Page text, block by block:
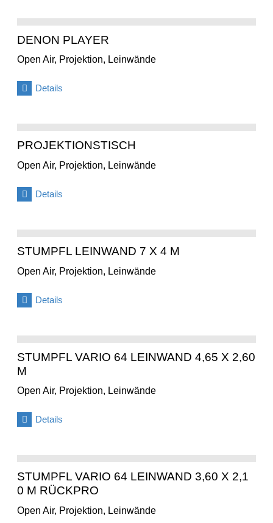
DENON PLAYER
Open Air, Projektion, Leinwände
Details
PROJEKTIONSTISCH
Open Air, Projektion, Leinwände
Details
STUMPFL LEINWAND 7 X 4 M
Open Air, Projektion, Leinwände
Details
STUMPFL VARIO 64 LEINWAND 4,65 X 2,60
M
Open Air, Projektion, Leinwände
Details
STUMPFL VARIO 64 LEINWAND 3,60 X 2,1
0 M RÜCKPRO
Open Air, Projektion, Leinwände